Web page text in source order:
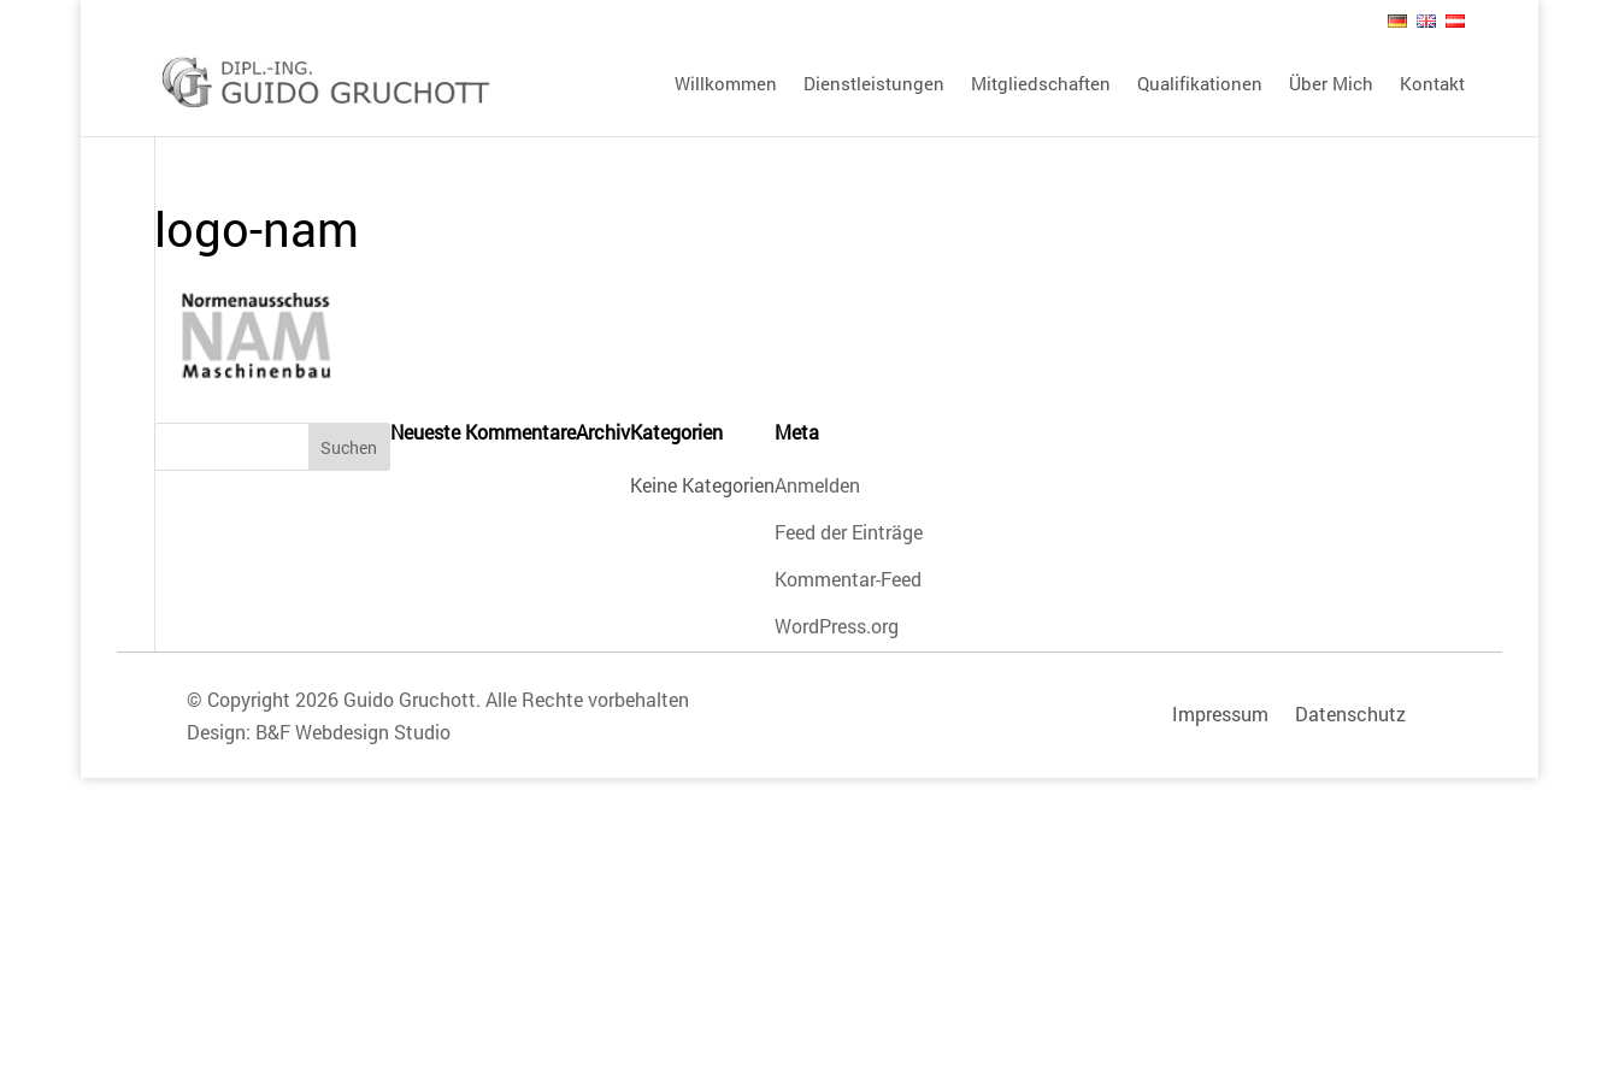
Willkommen Dienstleistungen Mitgliedschaften Qualifikationen Über Mich Kontakt
logo-nam
Neueste KommentareArchivKategorien
Keine Kategorien
Meta
Anmelden
Feed der Einträge
Kommentar-Feed
WordPress.org
© Copyright 2026 Guido Gruchott. Alle Rechte vorbehalten
Design: B&F Webdesign Studio
Impressum Datenschutz